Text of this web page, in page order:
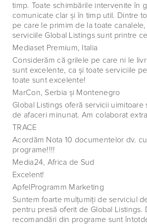
timp. Toate schimbările intervenite în
comunicate clar şi în timp util. Dintre
pe care le primim de la toate
serviciile Global Listings sunt printre
Mediaset Premium, Italia
Considerăm că grilele pe care ni le
sunt excelente, ca şi toate serviciile
toate sunt excelente!
MarCon, Serbia şi Montenegro
Global Listings oferă servicii uimitoare
de afaceri minunat. Am colaborat
TRACE
Acordăm Nota 10 documentelor dv.
programe!!!!
Media24, Africa de Sud
Excelent!
ApfelProgramm Marketing
Suntem foarte mulţumiţi de serviciul
pentru presă oferit de Global Listings.
recomandări din programe sunt